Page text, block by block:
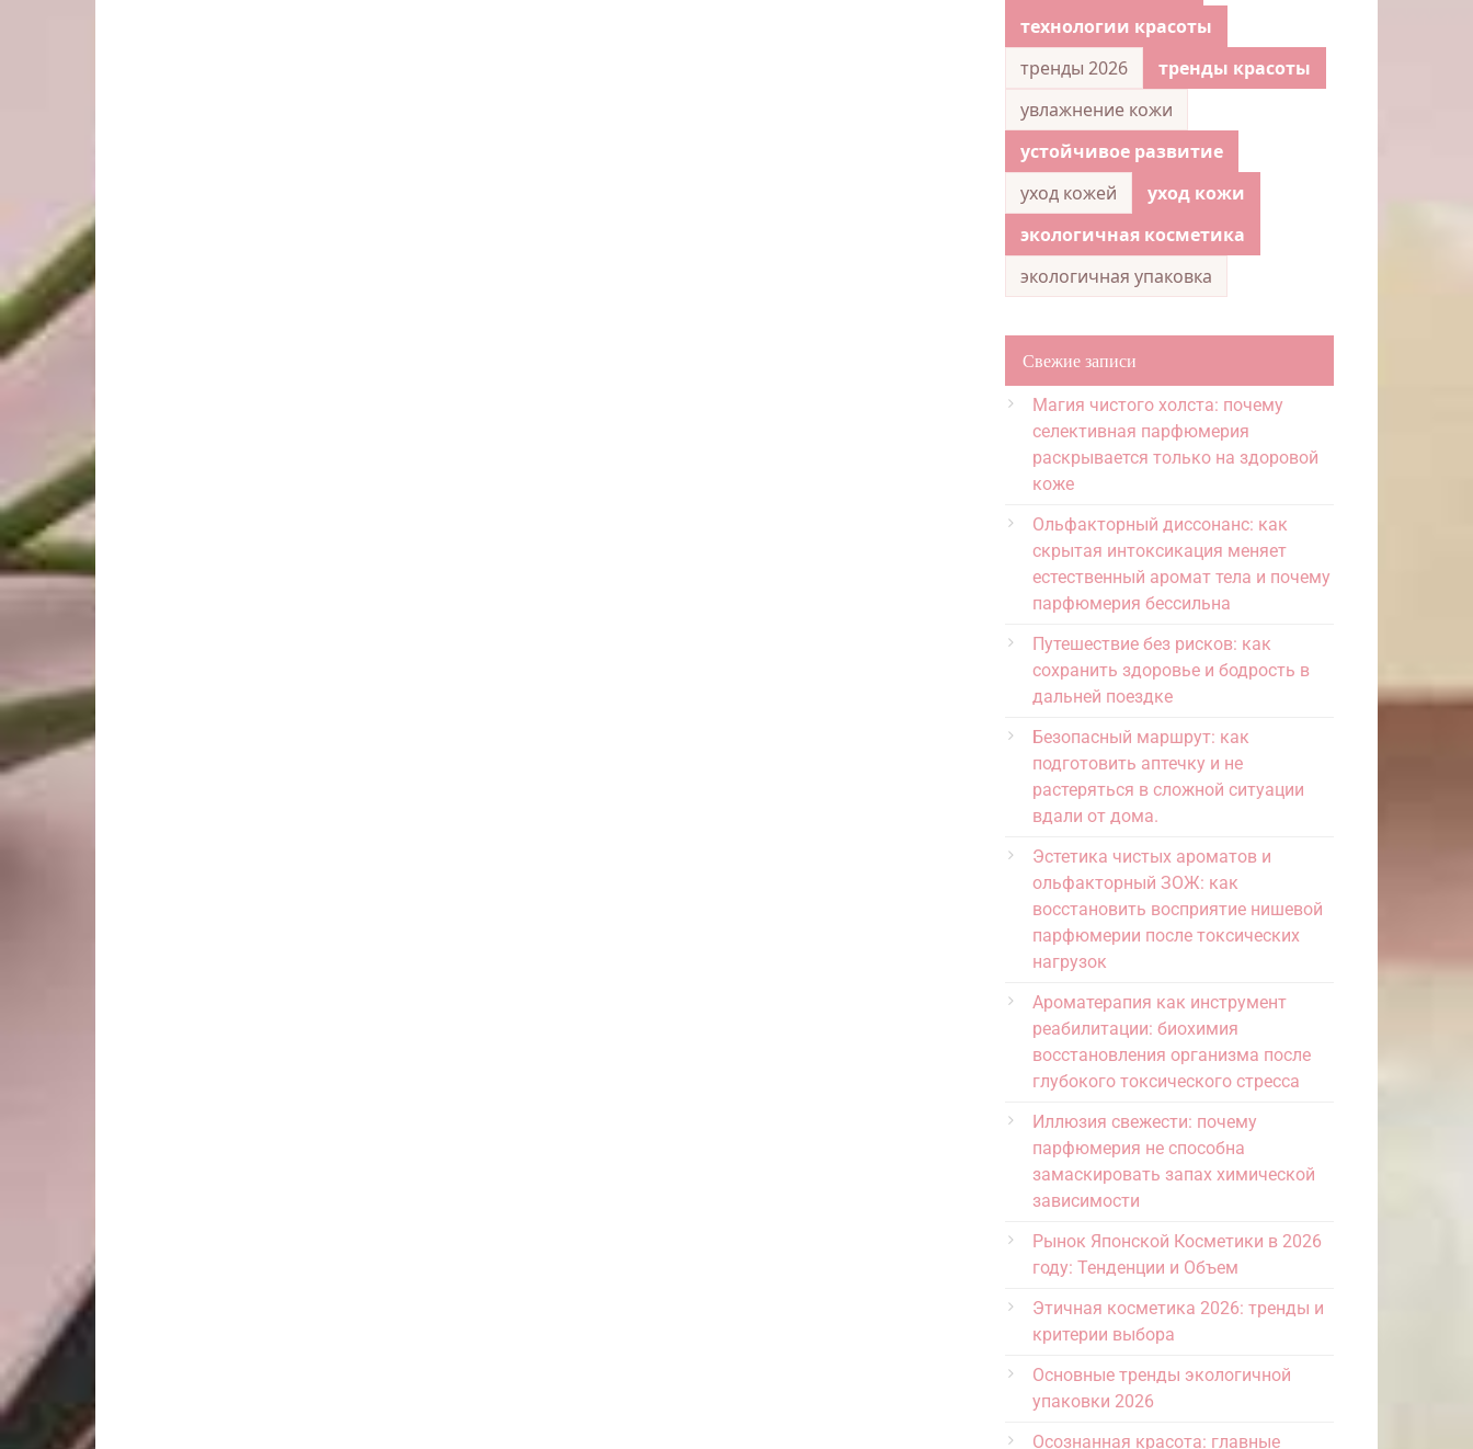
технологии красоты
тренды 2026
тренды красоты
увлажнение кожи
устойчивое развитие
уход кожей
уход кожи
экологичная косметика
экологичная упаковка
Свежие записи
Магия чистого холста: почему
селективная парфюмерия
раскрывается только на здоровой
коже
Ольфакторный диссонанс: как
скрытая интоксикация меняет
естественный аромат тела и почему
парфюмерия бессильна
Путешествие без рисков: как
сохранить здоровье и бодрость в
дальней поездке
Безопасный маршрут: как
подготовить аптечку и не
растеряться в сложной ситуации
вдали от дома.
Эстетика чистых ароматов и
ольфакторный ЗОЖ: как
восстановить восприятие нишевой
парфюмерии после токсических
нагрузок
Ароматерапия как инструмент
реабилитации: биохимия
восстановления организма после
глубокого токсического стресса
Иллюзия свежести: почему
парфюмерия не способна
замаскировать запах химической
зависимости
Рынок Японской Косметики в 2026
году: Тенденции и Объем
Этичная косметика 2026: тренды и
критерии выбора
Основные тренды экологичной
упаковки 2026
Осознанная красота: главные